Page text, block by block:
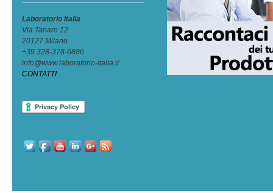
Laboratorio Italia
Via Tanaro 12
20127 Milano
+39 328-378-6886
info@www.laboratorio-italia.it
CONTATTI